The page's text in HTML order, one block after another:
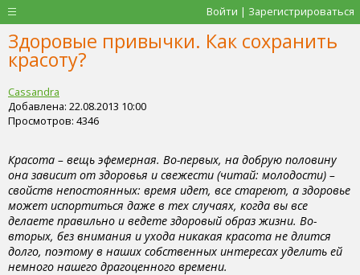
Войти | Зарегистрироваться
Здоровые привычки. Как сохранить
красоту?
Cassandra
Добавлена: 22.08.2013 10:00
Просмотров: 4346
Красота – вещь эфемерная. Во-первых, на добрую половину
она зависит от здоровья и свежести (читай: молодости) –
свойств непостоянных: время идет, все стареют, а здоровье
может испортиться даже в тех случаях, когда вы все
делаете правильно и ведете здоровый образ жизни. Во-
вторых, без внимания и ухода никакая красота не длится
долго, поэтому в наших собственных интересах уделить ей
немного нашего драгоценного времени.